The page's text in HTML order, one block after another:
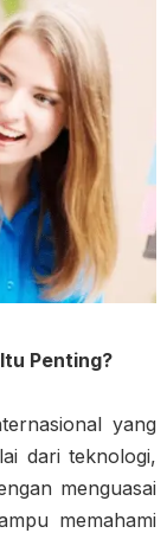
Penting?
yang
dari teknologi,
menguasai
memahami